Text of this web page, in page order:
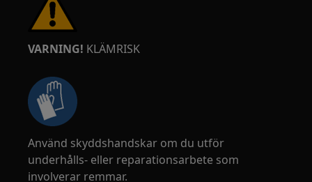
VARNING! KLÄMRISK
Använd skyddshandskar om du utför
underhålls- eller reparationsarbete som
involverar remmar.